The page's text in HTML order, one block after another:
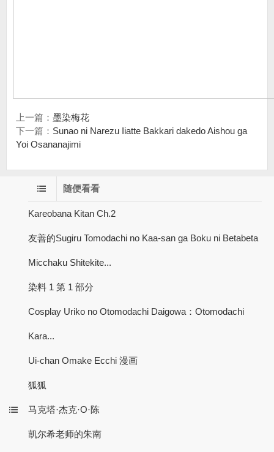
上一篇： 墨染梅花
下一篇： Sunao ni Narezu Iiatte Bakkari dakedo Aishou ga
Yoi Osananajimi
随便看看
Kareobana Kitan Ch.2
友善的Sugiru Tomodachi no Kaa-san ga Boku ni Betabeta
Micchaku Shitekite...
染料 1 第 1 部分
Cosplay Uriko no Otomodachi Daigowa：Otomodachi
Kara...
Ui-chan Omake Ecchi 漫画
狐狐
马克塔·杰克·O·陈
凯尔希老师的朱南